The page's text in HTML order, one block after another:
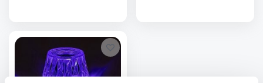
Dodaj do
porównania